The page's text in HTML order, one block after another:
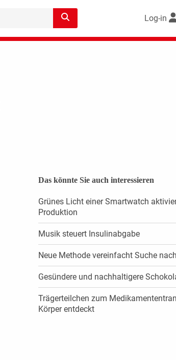
Log-in
Das könnte Sie auch interessieren
Grünes Licht einer Smartwatch
Produktion
Musik steuert Insulinabgabe
Neue Methode vereinfacht Suche
Gesündere und nachhaltigere
Trägerteilchen zum
Körper entdeckt